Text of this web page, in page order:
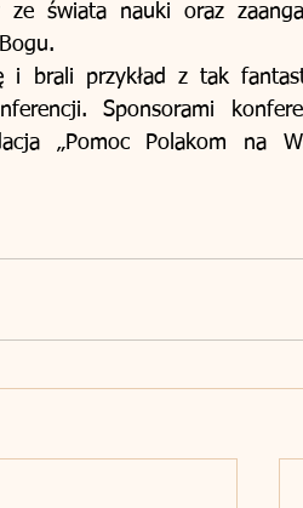
świata nauki oraz
i brali przykład z tak
Sponsorami
„Pomoc Polakom na